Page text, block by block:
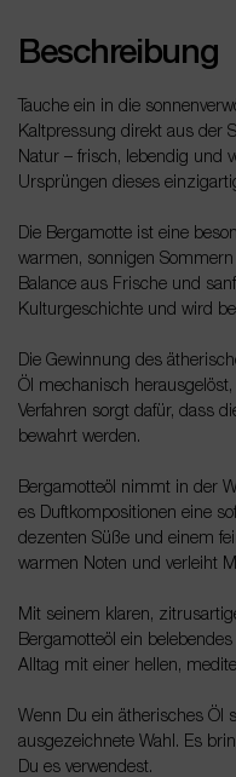
Beschreibung
Tauche ein in die
Kaltpressung direkt aus der
Natur – frisch, lebendig und
Ursprüngen dieses
Die Bergamotte ist eine
warmen, sonnigen
Balance aus Frische und
Kulturgeschichte und wird
Die Gewinnung des
Öl mechanisch
Verfahren sorgt dafür, dass
bewahrt werden.
Bergamotteöl nimmt in der
es Duftkompositionen eine
dezenten Süße und einem
warmen Noten und verleiht
Mit seinem klaren,
Bergamotteöl ein
Alltag mit einer hellen,
Wenn Du ein ätherisches Öl
ausgezeichnete Wahl. Es
Du es verwendest.